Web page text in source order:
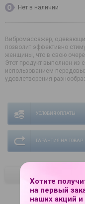
Нет в наличии
Вибромассажер,
позволит эффективно
женщины, что в свою
Этот продукт выполнен из
использованием
удовлетворения
УСЛОВИЯ ОПЛАТЫ
ГАРАНТИЯ НА ТОВАР
розовый
Хотите
на первый
наших акций